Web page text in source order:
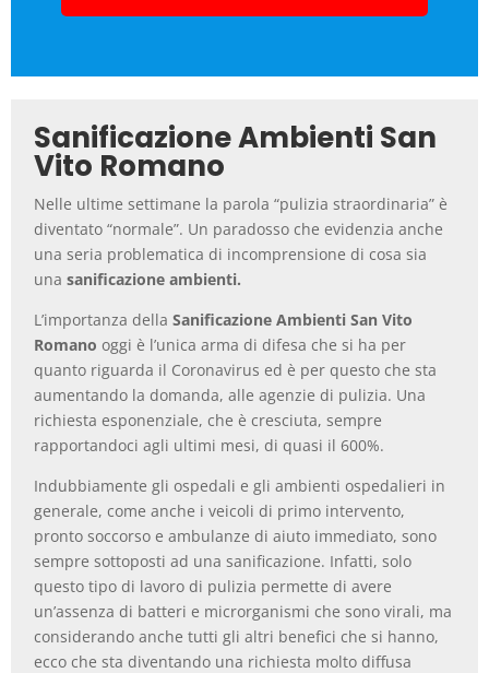
Sanificazione Ambienti San
Vito Romano
Nelle ultime settimane la parola “pulizia straordinaria” è
diventato “normale”. Un paradosso che evidenzia anche
una seria problematica di incomprensione di cosa sia
unasanificazione ambienti.
L’importanza dellaSanificazione Ambienti San Vito
Romano oggi è l’unica arma di difesa che si ha per
quanto riguarda il Coronavirus ed è per questo che sta
aumentando la domanda, alle agenzie di pulizia. Una
richiesta esponenziale, che è cresciuta, sempre
rapportandoci agli ultimi mesi, di quasi il 600%.
Indubbiamente gli ospedali e gli ambienti ospedalieri in
generale, come anche i veicoli di primo intervento,
pronto soccorso e ambulanze di aiuto immediato, sono
sempre sottoposti ad una sanificazione. Infatti, solo
questo tipo di lavoro di pulizia permette di avere
un’assenza di batteri e microrganismi che sono virali, ma
considerando anche tutti gli altri benefici che si hanno,
ecco che sta diventando una richiesta molto diffusa